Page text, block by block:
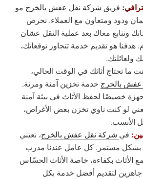
فريق شركة نقل عفش بالخرج مو
ودود ومتعاون مع العملاء. نحرص
ونتابع معاك بعد عملية النقل عشان
هدفنا هو تقديم خدمة تتجاوز توقعاتك،
ولعائلتك.
ما تحتاج أثاثك في الوقت الحالي،
بالخرج خدمة تخزين آمنة ومرنة.
خصيصًا لحفظ الأثاث في بيئة آمنة
لو كنت ناوي تخزن بعض الأغراض،
الأنسب.
في شركة نقل عفش بالخرج، نعتني
بشكل مستمر. كل عامل عندنا مدرب
الأثاث بكفاءة، خاصة الأثاث الحسّاس
جاهزين لتقديم أفضل خدمة بكل